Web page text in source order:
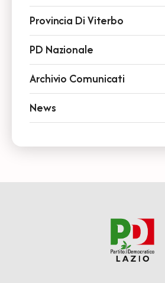
Provincia Di Viterbo
PD Nazionale
Archivio Comunicati
News